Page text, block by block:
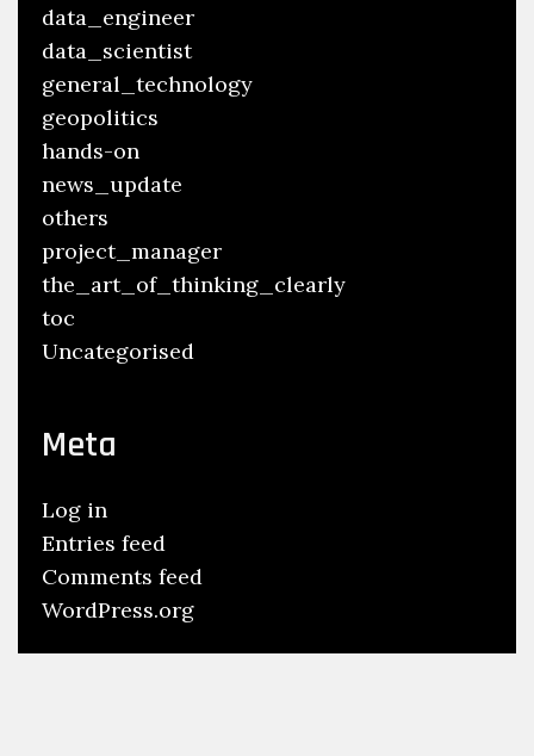
data_engineer
data_scientist
general_technology
geopolitics
hands-on
news_update
others
project_manager
the_art_of_thinking_clearly
toc
Uncategorised
Meta
Log in
Entries feed
Comments feed
WordPress.org